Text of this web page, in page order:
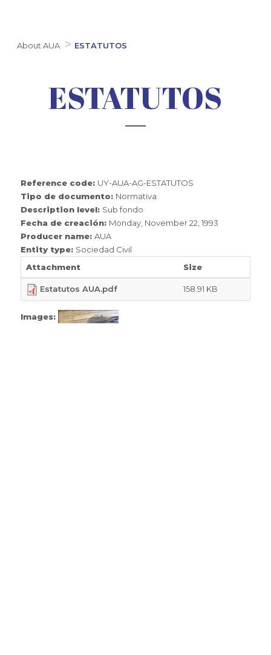
About AUA ESTATUTOS
ESTATUTOS
Reference code: UY-AUA-AG-ESTATUTOS
Tipo de documento: Normativa
Description level: Sub fondo
Fecha de creación: Monday, November 22, 1993
Producer name:AUA
Entity type: Sociedad Civil
Attachment
Size
Estatutos AUA.pdf 158.91 KB
Images: